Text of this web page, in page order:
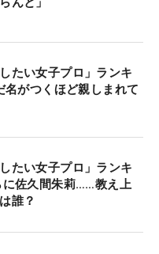
アープロコーチの植
みを振り返り感慨
たが、ジュニアのた
た。ここに出場した
すし、彼ら彼女らの
出場した印象が残っ
めてインターネッ
レビカメラが入る中
たい女子プロ」ランキ
名がつくほど親しまれて
たい女子プロ」ランキ
に佐久間朱莉……教え上
誰？